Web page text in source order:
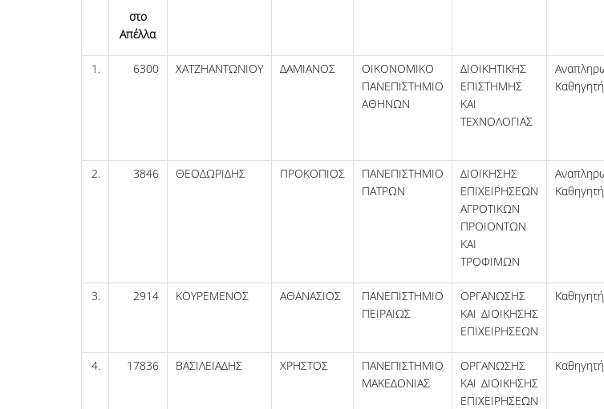
στο
Απέλλα
1. 6300 ΧΑΤΖΗΑΝΤΩΝΙΟΥ ΔΑΜΙΑΝΟΣ
ΟΙΚΟΝΟΜΙΚΟ
ΠΑΝΕΠΙΣΤΗΜΙΟ
ΑΘΗΝΩΝ
ΔΙΟΙΚΗΤΙΚΗΣ
ΕΠΙΣΤΗΜΗΣ
ΚΑΙ
ΤΕΧΝΟΛΟΓΙΑΣ
2. 3846 ΘΕΟΔΩΡΙΔΗΣ ΠΡΟΚΟΠΙΟΣ
ΠΑΝΕΠΙΣΤΗΜΙΟ
ΠΑΤΡΩΝ
ΔΙΟΙΚΗΣΗΣ
ΕΠΙΧΕΙΡΗΣΕΩΝ
ΑΓΡΟΤΙΚΩΝ
ΠΡΟΙΟΝΤΩΝ
ΚΑΙ
ΤΡΟΦΙΜΩΝ
3. 2914 ΚΟΥΡΕΜΕΝΟΣ ΑΘΑΝΑΣΙΟΣ
ΠΑΝΕΠΙΣΤΗΜΙΟ
ΠΕΙΡΑΙΩΣ
ΟΡΓΑΝΩΣΗΣ
ΚΑΙ ΔΙΟΙΚΗΣΗΣ
ΕΠΙΧΕΙΡΗΣΕΩΝ
4. 17836 ΒΑΣΙΛΕΙΑΔΗΣ ΧΡΗΣΤΟΣ
ΠΑΝΕΠΙΣΤΗΜΙΟ
ΜΑΚΕΔΟΝΙΑΣ
ΟΡΓΑΝΩΣΗΣ
ΚΑΙ ΔΙΟΙΚΗΣΗΣ
ΕΠΙΧΕΙΡΗΣΕΩΝ